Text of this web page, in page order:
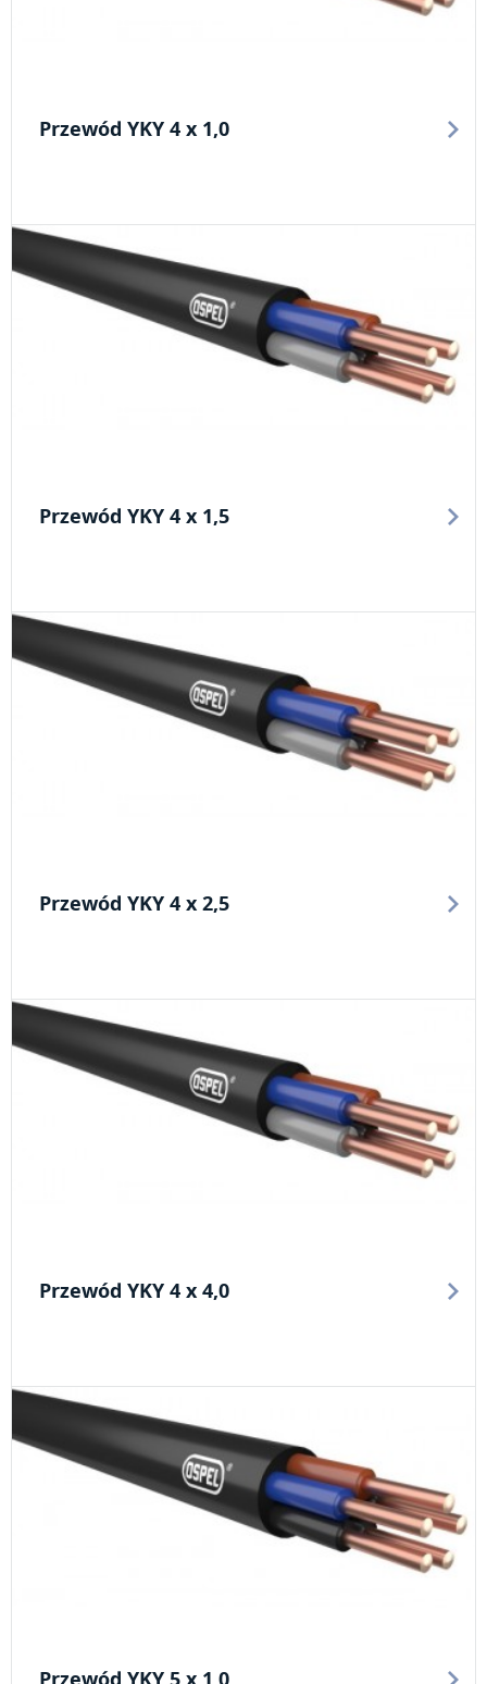
Przewód YKY 4 x 1,0
Przewód YKY 4 x 1,5
Przewód YKY 4 x 2,5
Przewód YKY 4 x 4,0